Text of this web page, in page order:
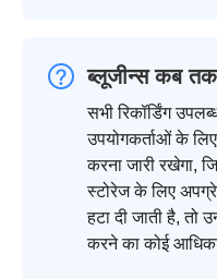
ब्लूजीन्स कब तक
सभी रिकॉर्डिंग
उपयोगकर्ताओं के लिए
करना जारी रखेगा,
स्टोरेज के लिए
हटा दी जाती है, तो
करने का कोई